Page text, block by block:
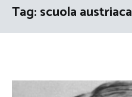
Tag:scuola austriaca